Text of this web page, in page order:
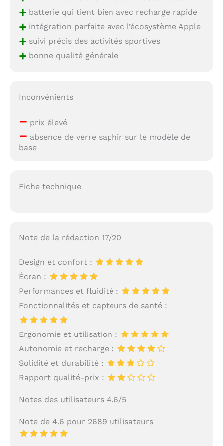
+batterie qui tient bien avec recharge rapide
+intégration parfaite avec l’écosystème Apple
+suivi précis des activités sportives
+bonne qualité générale
Inconvénients
– prix élevé
– absence de verre saphir sur le modèle de
base
Fiche technique
Note de la rédaction 17/20
Design et confort :
Écran :
Performances et fluidité :
Fonctionnalités et capteurs de santé :
Ergonomie et utilisation :
Autonomie et recharge :
Solidité et durabilité :
Rapport qualité-prix :
Notes des utilisateurs 4.6/5
Note de 4.6 pour 2689 utilisateurs